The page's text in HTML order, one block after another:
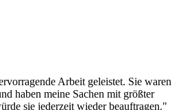
Arbeit geleistet. Sie waren
haben meine Sachen mit größter
sie jederzeit wieder beauftragen."